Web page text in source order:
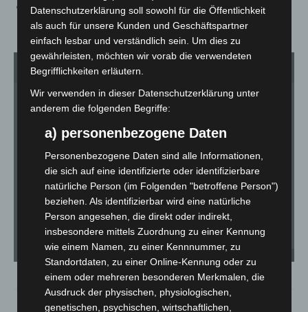
10:00-18:00 Uhr moderiertes Bühnenprogramm und
diverse Programmpunkte
Datenschutzerklärung soll sowohl für die Öffentlichkeit
als auch für unsere Kunden und Geschäftspartner
einfach lesbar und verständlich sein. Um dies zu
gewährleisten, möchten wir vorab die verwendeten
Begrifflichkeiten erläutern.
Wir verwenden in dieser Datenschutzerklärung unter
anderem die folgenden Begriffe:
a) personenbezogene Daten
Personenbezogene Daten sind alle Informationen,
die sich auf eine identifizierte oder identifizierbare
natürliche Person (im Folgenden "betroffene Person")
beziehen. Als identifizierbar wird eine natürliche
Person angesehen, die direkt oder indirekt,
insbesondere mittels Zuordnung zu einer Kennung
wie einem Namen, zu einer Kennnummer, zu
Standortdaten, zu einer Online-Kennung oder zu
einem oder mehreren besonderen Merkmalen, die
Ausdruck der physischen, physiologischen,
genetischen, psychischen, wirtschaftlichen,